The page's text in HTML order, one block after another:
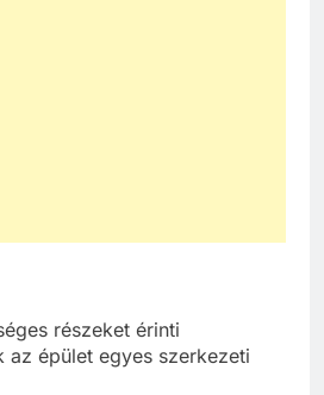
részeket érinti
az épület egyes szerkezeti